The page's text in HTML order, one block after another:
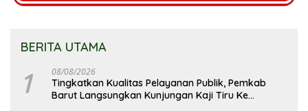
BERITA UTAMA
1 08/08/2026
Tingkatkan Kualitas Pelayanan Publik, Pemkab
Barut Langsungkan Kunjungan Kaji Tiru Ke